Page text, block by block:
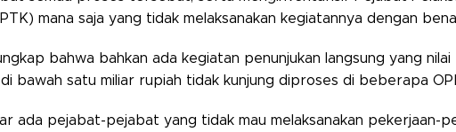
mana saja yang tidak melaksanakan kegiatannya dengan
bahwa bahkan ada kegiatan penunjukan langsung yang nilai
bawah satu miliar rupiah tidak kunjung diproses di beberapa
ada pejabat-pejabat yang tidak mau melaksanakan pekerjaan-